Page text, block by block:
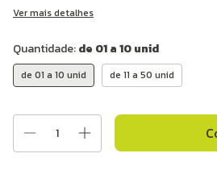
Ver mais detalhes
Quantidade:de 01 a 10 unid
de 01 a 10 unid de 11 a 50 unid